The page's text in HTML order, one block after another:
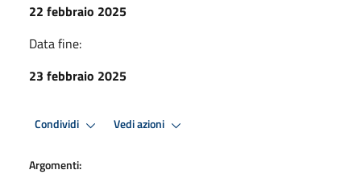
22 febbraio 2025
Data fine:
23 febbraio 2025
Condividi Vedi azioni
Argomenti: